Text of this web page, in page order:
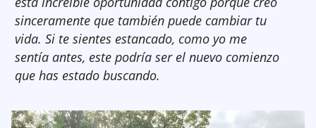
sinceramente que también puede cambiar tu
vida. Si te sientes estancado, como yo me
sentía antes, este podría ser el nuevo comienzo
que has estado buscando.